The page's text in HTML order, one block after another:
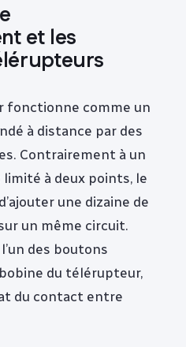
et les
fonctionne comme un
à distance par des
Contrairement à un
à deux points, le
une dizaine de
un même circuit.
des boutons
du télérupteur,
du contact entre